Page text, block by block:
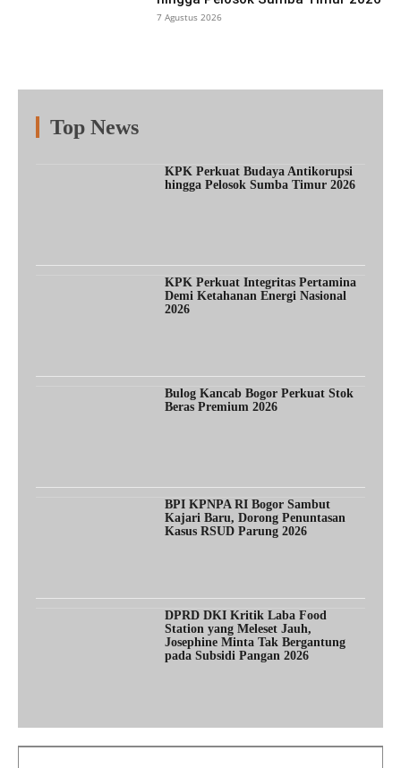
7 Agustus 2026
Top News
KPK Perkuat Budaya Antikorupsi
hingga Pelosok Sumba Timur 2026
KPK Perkuat Integritas Pertamina
Demi Ketahanan Energi Nasional
2026
Bulog Kancab Bogor Perkuat Stok
Beras Premium 2026
BPI KPNPA RI Bogor Sambut
Kajari Baru, Dorong Penuntasan
Kasus RSUD Parung 2026
DPRD DKI Kritik Laba Food
Station yang Meleset Jauh,
Josephine Minta Tak Bergantung
pada Subsidi Pangan 2026